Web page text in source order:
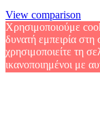
View comparison
Χρησιμοποιούμε
δυνατή εμπειρία στη
χρησιμοποιείτε τη
ικανοποιημένοι με